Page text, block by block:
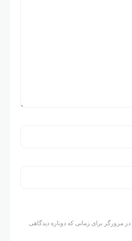
مرورگر برای زمانی که دوباره دیدگاهی